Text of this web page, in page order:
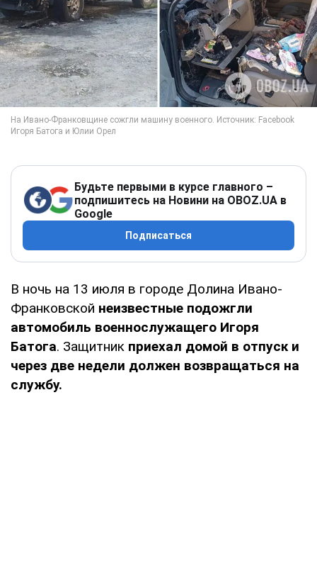
Будьте первыми в курсе главного –
подпишитесь на Новини на OBOZ.UA в
Google
Подписаться
В ночь на 13 июля в городе Долина Ивано-
Франковской неизвестные подожгли
автомобиль военнослужащего Игоря
Батога. Защитник приехал домой в отпуск и
через две недели должен возвращаться на
службу.